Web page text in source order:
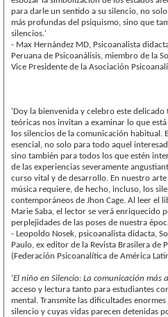
para darle un sentido a su silencio, no
más profundas del psiquismo, sino que
silencios.'
- Max Hernández MD, Psicoanalista
Peruana de Psicoanálisis, miembro de la
Vice Presidente de la Asociación
'Doy la bienvenida y celebro este
teóricas nos invitan a examinar lo que
los silencios de la comunicación habitual.
esencial, no solo para todo aquel
sino también para todos los que estén
de las experiencias severamente
curso vital y de desarrollo. En nuestro
música requiere, de hecho, incluso, los
contemporáneos de Jhon Cage. Al leer el
Marie Saba, el lector se verá enriquecido
perplejidades de las poses de nuestra
- Leopoldo Nosek, psicoanalista didacta,
Paulo, ex editor de la Revista Brasilera de
(Federación Psicoanalítica de América
‘El niño en Silencio: La comunicación más
acceso y lectura tanto para estudiantes
mental. Transmite las dificultades
silencio y cuyas vidas parecen detenidas